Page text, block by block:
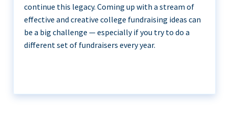
continue this legacy. Coming up with a stream of
effective and creative college fundraising ideas can
be a big challenge — especially if you try to do a
different set of fundraisers every year.